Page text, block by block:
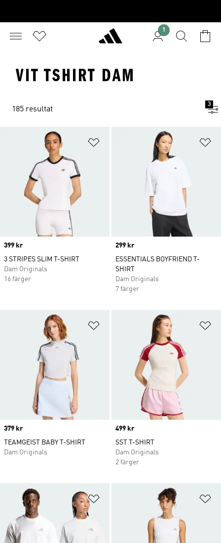
1
VIT TSHIRT DAM
185 resultat
3
Lägg till på önskelistan
Price
399 kr
3 STRIPES SLIM T-SHIRT
Dam Originals
16 färger
Price
299 kr
ESSENTIALS BOYFRIEND T-
SHIRT
Dam Originals
7 färger
Lägg till på önskelistan
Price
379 kr
TEAMGEIST BABY T-SHIRT
Dam Originals
Price
499 kr
SST T-SHIRT
Dam Originals
2 färger
Lägg till på önskelistan